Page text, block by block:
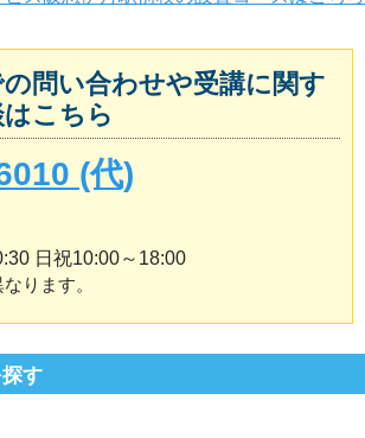
問い合わせや受講に関す
こちら
(代)
日祝10:00～18:00
ります。
す